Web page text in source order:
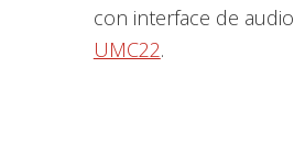
con interface de audio
UMC22.